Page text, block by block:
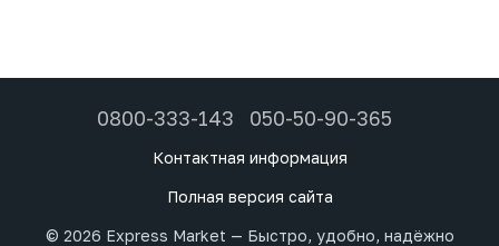
0800-333-143 050-50-90-365
Контактная информация
Полная версия сайта
© 2026 Express Market — Быстро, удобно, надёжно